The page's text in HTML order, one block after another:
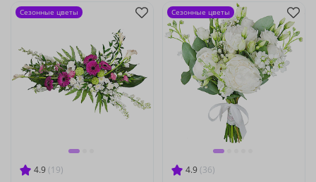
4.9 (19)
Сезонные цветы
4.9 (36)
Сезонные цветы